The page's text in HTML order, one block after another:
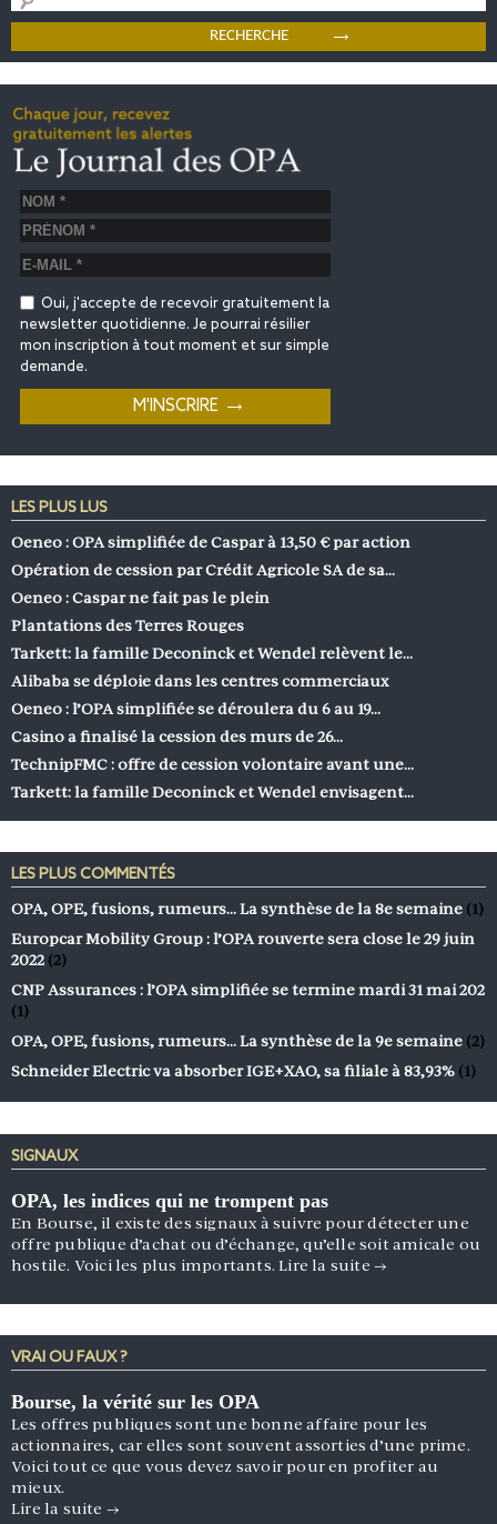
Oui, j'accepte de recevoir gratuitement la
newsletter quotidienne. Je pourrai résilier
mon inscription à tout moment et sur simple
demande.
LES PLUS LUS
Oeneo : OPA simplifiée de Caspar à 13,50 € par action
Opération de cession par Crédit Agricole SA de sa…
Oeneo : Caspar ne fait pas le plein
Plantations des Terres Rouges
Tarkett: la famille Deconinck et Wendel relèvent le…
Alibaba se déploie dans les centres commerciaux
Oeneo : l’OPA simplifiée se déroulera du 6 au 19…
Casino a finalisé la cession des murs de 26…
TechnipFMC : offre de cession volontaire avant une…
Tarkett: la famille Deconinck et Wendel envisagent…
LES PLUS COMMENTÉS
OPA, OPE, fusions, rumeurs… La synthèse de la 8e semaine (1)
Europcar Mobility Group : l’OPA rouverte sera close le 29 juin
2022 (2)
CNP Assurances : l’OPA simplifiée se termine mardi 31 mai 202
(1)
OPA, OPE, fusions, rumeurs… La synthèse de la 9e semaine (2)
Schneider Electric va absorber IGE+XAO, sa filiale à 83,93% (1)
SIGNAUX
OPA, les indices qui ne trompent pas
En Bourse, il existe des signaux à suivre pour détecter une
offre publique d’achat ou d’échange, qu’elle soit amicale ou
hostile. Voici les plus importants.Lire la suite →
VRAI OU FAUX ?
Bourse, la vérité sur les OPA
Les offres publiques sont une bonne affaire pour les
actionnaires, car elles sont souvent assorties d’une prime.
Voici tout ce que vous devez savoir pour en profiter au
mieux.
Lire la suite →